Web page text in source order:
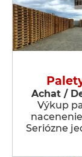
Achat /
Výkup
Seriózne